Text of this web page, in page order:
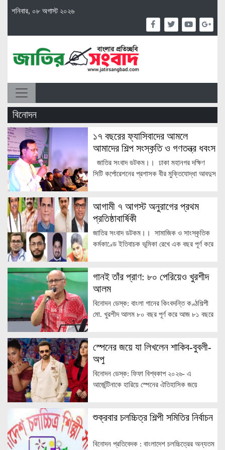
শনিবার, ০৮ অগাস্ট ২০২৬
বিনোদন
১৭ বছরের ফ্যাসিবাদের আমলে
আমাদের শিল্প সংস্কৃতি ও গণতন্ত্র ধবংস
হয়েছে — বীর মুক্তিযোদ্ধা আবদুস
সালাম
জাতির সংবাদ ডটকম।। ঢাকা মহানগর দক্ষিণ
সিটি কর্পোরেশনের প্রশাসক বীর মুক্তিযোদ্ধা আবদুস
বারবার হোঁচট খাওয়ার কারণে গণতন্ত্রকে আমরা
প্রাতিষ্ঠানিক রূপ দিতে পারিনি। শিল্প সংস্কৃতি ছেড়ে
যুব সমাজ বর্তমানে মাদকের দিকে এগিয়ে যাচ্ছে।
দেশকে মাদক থেকে মুক্ত করতে হলে সংস্কৃতির
আগামী ৭ আগস্ট অনুরাগের প্রথম
প্রতিষ্ঠাবার্ষিকী
জাতির সংবাদ ডটকম।। সামাজিক ও সাংস্কৃতিক
কর্মকাণ্ডে ইতিবাচক ভূমিকা রেখে এক বছর পূর্ণ করে
(শুক্রবার) বিকেল ৫টায় বাংলাদেশ শিল্পকলা
একাডেমির জাতীয় চিত্রশালা মিলনায়তনে বর্ণাঢ্য
প্রতিষ্ঠাবার্ষিকীর আয়োজন করা হয়েছে। অনুষ্ঠানে
সংগঠনের প্রতিষ্ঠাতা সভাপতি রুবিনা আলমগীর-এর
সভাপতিত্বে প্রধান অতিথি হিসেবে উপস্থিত থাকবেন
গানই তাঁর প্রাণ: ৮০ পেরিয়েও খুরশীদ
আলম
বিনোদন ডেস্ক: বাংলা গানের কিংবদন্তি কণ্ঠশিল্পী
মো. খুরশীদ আলম ৮০ বছর পূর্ণ করে আজ ৮১ বছরে
এবং গানের প্রতি অমলিন ভালোবাসায় তিনি এখনো
সমান উজ্জ্বল। আজ খুরশীদ আলমের জন্মদিনে
চ্যানেল আইতে থাকছে বিশেষ আয়োজন। বিকেল
৫টা ৪০ মিনিটে চ্যানেলটিতে প্রচারিত হবে
প্রামাণ্যচিত্র ‘হৃদয়ে কী […]
স্পেনের জয়ে যা লিখলেন শাকিব-বুবলী-
অপু
বিনোদন ডেস্ক: ফিফা বিশ্বকাপ ২০২৬- এ
আর্জেন্টিনাকে হারিয়ে স্পেনের ঐতিহাসিক জয়ে
দলের জয়ে সামাজিক যোগাযোগ মাধ্যমে প্রতিক্রিয়া
স্পেনের বিশ্বকাপ জয়ের পর সুপারস্টার শাকিব খান
শুক্রবার চলচ্চিত্র শিল্পী সমিতির নির্বাচন
বিনোদন প্রতিবেদক : বাংলাদেশ চলচ্চিত্রের অন্যতম